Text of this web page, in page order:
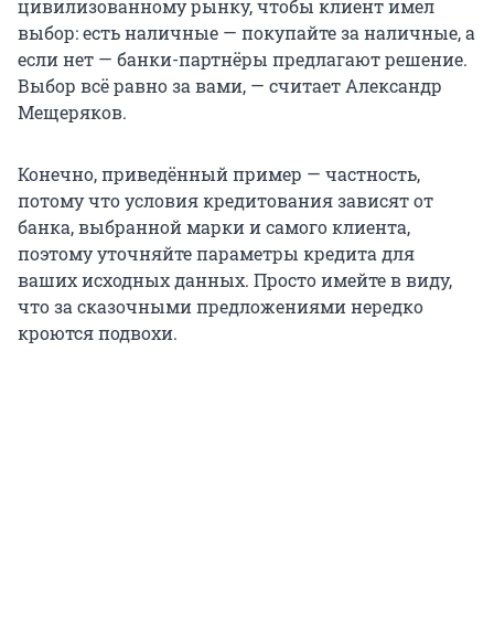
цивилизованному рынку, чтобы клиент имел
выбор: есть наличные — покупайте за наличные, а
если нет — банки-партнёры предлагают решение.
Выбор всё равно за вами, — считает Александр
Мещеряков.
Конечно, приведённый пример — частность,
потому что условия кредитования зависят от
банка, выбранной марки и самого клиента,
поэтому уточняйте параметры кредита для
ваших исходных данных. Просто имейте в виду,
что за сказочными предложениями нередко
кроются подвохи.